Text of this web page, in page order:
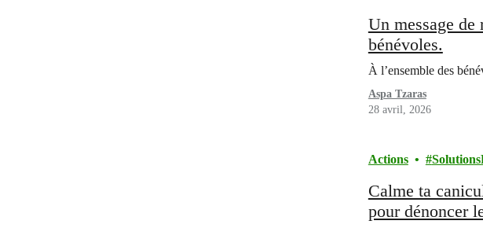
Un message
bénévoles.
À l’ensemble des
Aspa Tzaras
28 avril, 2026
Actions
Calme ta
pour dénoncer